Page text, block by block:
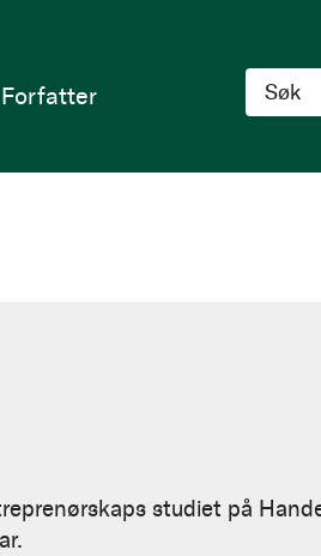
Søk
Forfatter
studiet på